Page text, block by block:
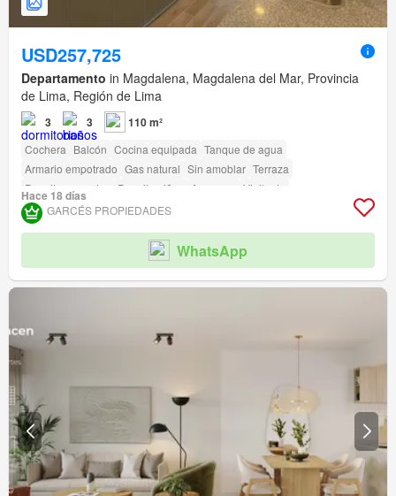
USD257,725
Departamento in Magdalena, Magdalena del Mar, Provincia
de Lima, Región de Lima
3 3 110 m²
Cochera Balcón Cocina equipada Tanque de agua
Armario empotrado Gas natural Sin amoblar Terraza
Permite mascotas
Permite niños Ascensor
Vigilante
Acceso para personas con discapacidad
Hace 18 días
GARCÉS PROPIEDADES
WhatsApp